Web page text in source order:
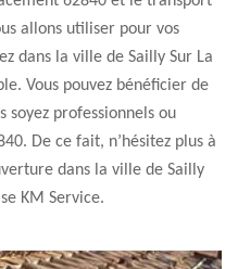
allons utiliser pour vos
dans la ville de Sailly Sur La
Vous pouvez bénéficier de
soyez professionnels ou
De ce fait, n’hésitez plus à
dans la ville de Sailly
KM Service.